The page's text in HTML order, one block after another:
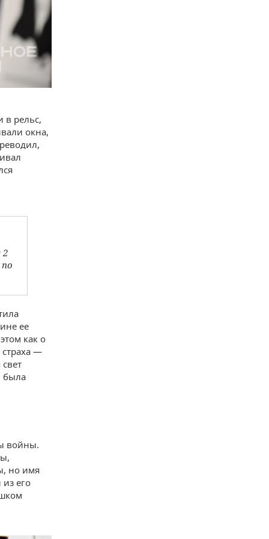
в рельс,
окна,
2
ее
как о
—
была
войны.
но имя
его